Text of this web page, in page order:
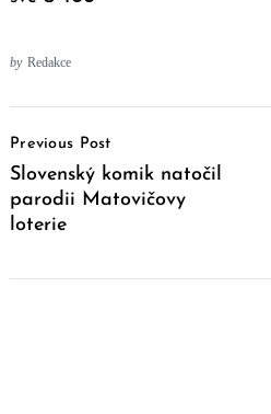
by Redakce
Navigation
Previous Post
Slovenský komik natočil
parodii Matovičovy
loterie